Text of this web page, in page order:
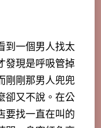
到一個男人找太
發現是呼吸管掉
剛剛那男人兜兜
卻又不說。在公
要找一直在叫的